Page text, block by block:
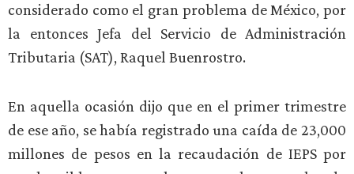
considerado como el gran problema de México, por
la entonces Jefa del Servicio de Administración
Tributaria (SAT), Raquel Buenrostro.
En aquella ocasión dijo que en el primer trimestre
de ese año, se había registrado una caída de 23,000
millones de pesos en la recaudación de IEPS por